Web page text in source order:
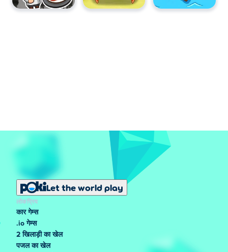
Let the world play
लोकप्रिय
कार गेम्स
.io गेम्स
2 खिलाड़ी का खेल
पजल का खेल